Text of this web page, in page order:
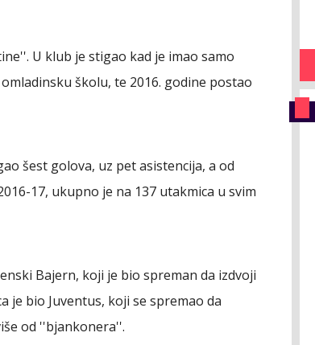
U klub je stigao kad je imao samo
školu, te 2016. godine postao
šest golova, uz pet asistencija, a od
17, ukupno je na 137 utakmica u svim
Bajern, koji je bio spreman da izdvoji
je bio Juventus, koji se spremao da
od ''bjankonera''.